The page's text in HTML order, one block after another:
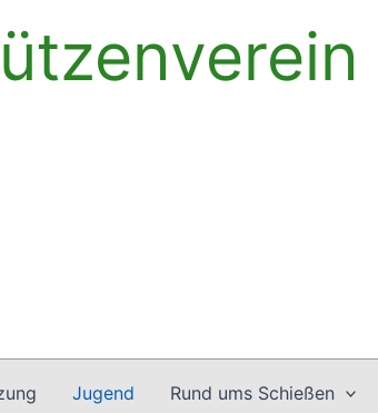
Jugend Rund ums Schießen